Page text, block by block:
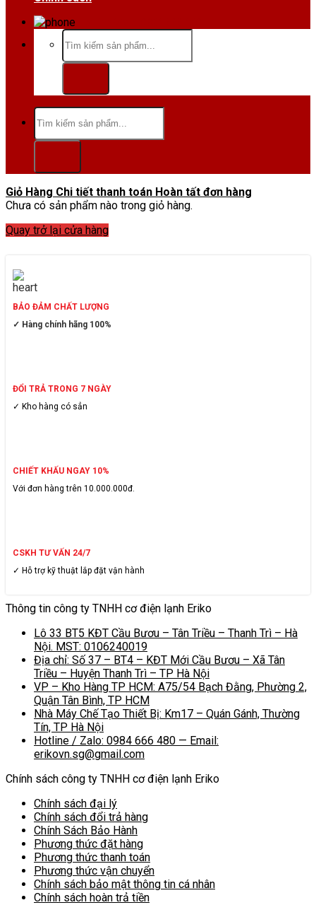
Tìm
kiếm:
Tìm
kiếm:
Giỏ Hàng Chi tiết thanh toán Hoàn tất đơn hàng
Chưa có sản phẩm nào trong giỏ hàng.
Quay trở lại cửa hàng
BẢO ĐẢM CHẤT LƯỢNG
✓ Hàng chính hãng 100%
ĐỔI TRẢ TRONG 7 NGÀY
✓ Kho hàng có sẳn
CHIẾT KHẤU NGAY 10%
Với đơn hàng trên 10.000.000đ.
CSKH TƯ VẤN 24/7
✓ Hỗ trợ kỹ thuật lắp đặt vận hành
Thông tin công ty TNHH cơ điện lạnh Eriko
Lô 33 BT5 KĐT Cầu Bươu – Tân Triều – Thanh Trì – Hà
Nội. MST: 0106240019
Địa chỉ: Số 37 – BT4 – KĐT Mới Cầu Bươu – Xã Tân
Triều – Huyện Thanh Trì – TP Hà Nội
VP – Kho Hàng TP HCM: A75/54 Bạch Đằng, Phường 2,
Quận Tân Bình, TP HCM
Nhà Máy Chế Tạo Thiết Bị: Km17 – Quán Gánh, Thường
Tín, TP Hà Nội
Hotline / Zalo: 0984 666 480 — Email:
erikovn.sg@gmail.com
Chính sách công ty TNHH cơ điện lạnh Eriko
Chính sách đại lý
Chính sách đổi trả hàng
Chính Sách Bảo Hành
Phương thức đặt hàng
Phương thức thanh toán
Phương thức vận chuyển
Chính sách bảo mật thông tin cá nhân
Chính sách hoàn trả tiền